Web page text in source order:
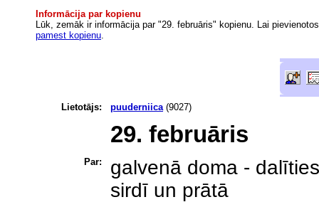
Informācija par kopienu
Lūk, zemāk ir informācija par "29. februāris" kopienu. Lai
pamest kopienu.
Lietotājs: puuderniica (9027)
29. februāris
Par:
galvenā doma -
sirdī un prātā